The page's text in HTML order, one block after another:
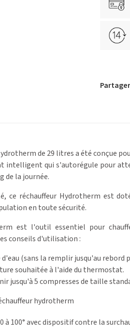
de 29 litres a été conçue
intelligent qui s'autorégule pour
de la journée.
ce réchauffeur Hydrotherm est
en toute sécurité.
est l'outil essentiel pour
conseils d'utilisation :
d'eau (sans la remplir jusqu'au
souhaitée à l'aide du thermostat.
jusqu'à 5 compresses de taille
hydrotherm
100° avec dispositif contre la